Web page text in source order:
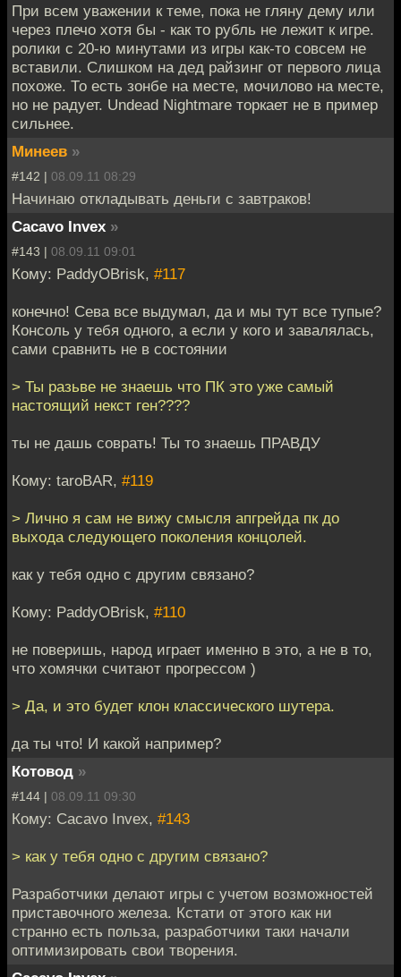
При всем уважении к теме, пока не гляну дему или
через плечо хотя бы - как то рубль не лежит к игре.
ролики с 20-ю минутами из игры как-то совсем не
вставили. Слишком на дед райзинг от первого лица
похоже. То есть зонбе на месте, мочилово на месте,
но не радует. Undead Nightmare торкает не в пример
сильнее.
Минеев »
#142 | 08.09.11 08:29
Начинаю откладывать деньги с завтраков!
Cacavo Invex »
#143 | 08.09.11 09:01
Кому: PaddyOBrisk, #117
конечно! Сева все выдумал, да и мы тут все тупые?
Консоль у тебя одного, а если у кого и завалялась,
сами сравнить не в состоянии
> Ты разьве не знаешь что ПК это уже самый
настоящий некст ген????
ты не дашь соврать! Ты то знаешь ПРАВДУ
Кому: taroBAR, #119
> Лично я сам не вижу смысля апгрейда пк до
выхода следующего поколения концолей.
как у тебя одно с другим связано?
Кому: PaddyOBrisk, #110
не поверишь, народ играет именно в это, а не в то,
что хомячки считают прогрессом )
> Да, и это будет клон классического шутера.
да ты что! И какой например?
Котовод »
#144 | 08.09.11 09:30
Кому: Cacavo Invex, #143
> как у тебя одно с другим связано?
Разработчики делают игры с учетом возможностей
приставочного железа. Кстати от этого как ни
странно есть польза, разработчики таки начали
оптимизировать свои творения.